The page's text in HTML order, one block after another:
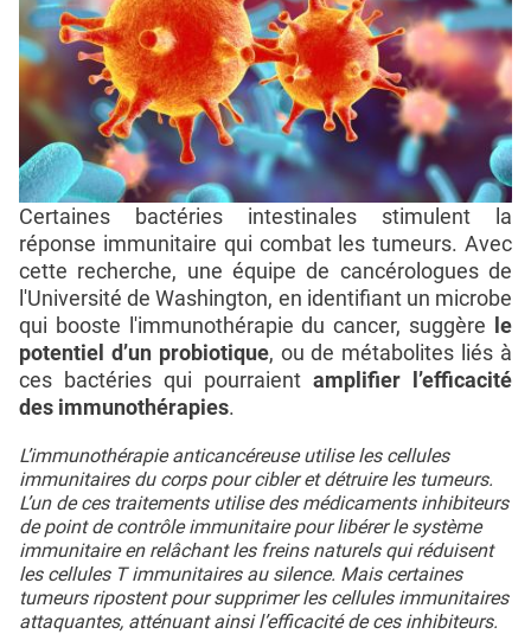
Certaines bactéries intestinales stimulent la
réponse immunitaire qui combat les tumeurs. Avec
cette recherche, une équipe de cancérologues de
l'Université de Washington, en identifiant un microbe
qui booste l'immunothérapie du cancer, suggère
le
potentiel d’un probiotique, ou de métabolites liés à
ces bactéries qui pourraient amplifier l’efficacité
des immunothérapies.
L’immunothérapie anticancéreuse utilise les cellules
immunitaires du corps pour cibler et détruire les tumeurs.
L’un de ces traitements utilise des médicaments inhibiteurs
de point de contrôle immunitaire pour libérer le système
immunitaire en relâchant les freins naturels qui réduisent
les cellules T immunitaires au silence. Mais certaines
tumeurs ripostent pour supprimer les cellules immunitaires
attaquantes, atténuant ainsi l’efficacité de ces inhibiteurs.